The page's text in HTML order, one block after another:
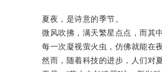
夏夜，是诗意的季节。
微风吹拂，满天繁星点点，而其中
每一次凝视萤火虫，仿佛就能在夜
然而，随着科技的进步，人们对夏